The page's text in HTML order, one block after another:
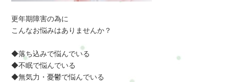
更年期障害の為に
こんなお悩みはありませんか？
◆落ち込みで悩んでいる
◆不眠で悩んでいる
◆無気力・憂鬱で悩んでいる